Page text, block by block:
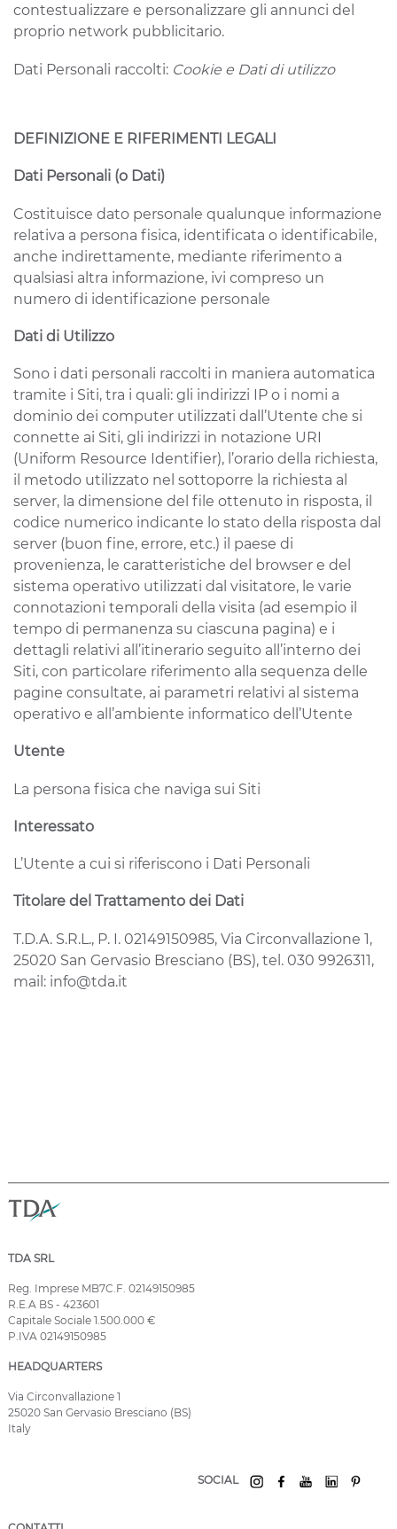
contestualizzare e personalizzare gli annunci del
proprio network pubblicitario.
Dati Personali raccolti: Cookie e Dati di utilizzo
DEFINIZIONE E RIFERIMENTI LEGALI
Dati Personali (o Dati)
Costituisce dato personale qualunque informazione
relativa a persona fisica, identificata o identificabile,
anche indirettamente, mediante riferimento a
qualsiasi altra informazione, ivi compreso un
numero di identificazione personale
Dati di Utilizzo
Sono i dati personali raccolti in maniera automatica
tramite i Siti, tra i quali: gli indirizzi IP o i nomi a
dominio dei computer utilizzati dall’Utente che si
connette ai Siti, gli indirizzi in notazione URI
(Uniform Resource Identifier), l’orario della richiesta,
il metodo utilizzato nel sottoporre la richiesta al
server, la dimensione del file ottenuto in risposta, il
codice numerico indicante lo stato della risposta dal
server (buon fine, errore, etc.) il paese di
provenienza, le caratteristiche del browser e del
sistema operativo utilizzati dal visitatore, le varie
connotazioni temporali della visita (ad esempio il
tempo di permanenza su ciascuna pagina) e i
dettagli relativi all’itinerario seguito all’interno dei
Siti, con particolare riferimento alla sequenza delle
pagine consultate, ai parametri relativi al sistema
operativo e all’ambiente informatico dell’Utente
Utente
La persona fisica che naviga sui Siti
Interessato
L’Utente a cui si riferiscono i Dati Personali
Titolare del Trattamento dei Dati
T.D.A. S.R.L., P. I. 02149150985, Via Circonvallazione 1,
25020 San Gervasio Bresciano (BS), tel. 030 9926311,
mail: info@tda.it
TDA SRL
Reg. Imprese MB7C.F. 02149150985
R.E.A BS - 423601
Capitale Sociale 1.500.000 €
P.IVA 02149150985
HEADQUARTERS
Via Circonvallazione 1
25020 San Gervasio Bresciano (BS)
Italy
SOCIAL